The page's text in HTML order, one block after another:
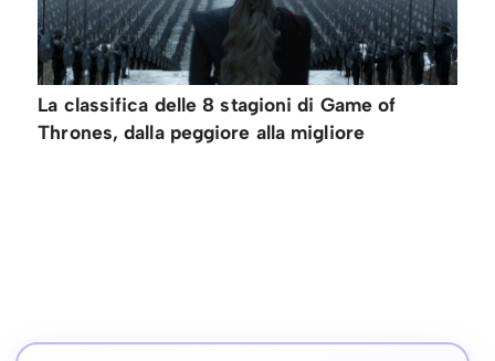
La classifica delle 8 stagioni di Game of
Thrones, dalla peggiore alla migliore